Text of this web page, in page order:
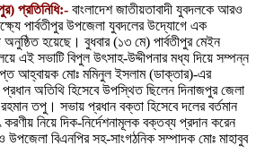
প্রতিনিধি:- বাংলাদেশ জাতীয়তাবাদী যুবদলকে আরও
পার্বতীপুর উপজেলা যুবদলের উদ্যোগে এক
হয়েছে। বুধবার (১৩ মে) পার্বতীপুর মেইন
এই সভাটি বিপুল উৎসাহ-উদ্দীপনার মধ্য দিয়ে সম্পন্ন
আহ্বায়ক মোঃ মমিনুল ইসলাম (ডাক্তার)-এর
অতিথি হিসেবে উপস্থিত ছিলেন দিনাজপুর জেলা
তপু। সভায় প্রধান বক্তা হিসেবে দলের বর্তমান
নিয়ে দিক-নির্দেশনামূলক বক্তব্য প্রদান করেন
বিএনপির সহ-সাংগঠনিক সম্পাদক মোঃ মাহাবুব